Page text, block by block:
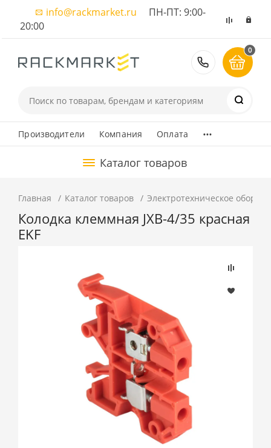
info@rackmarket.ru ПН-ПТ: 9:00-
20:00
8 (495)
0
Производители Компания Оплата ...
Каталог товаров
Главная Каталог товаров Электротехническое
Колодка клеммная JXB-4/35 красная
EKF